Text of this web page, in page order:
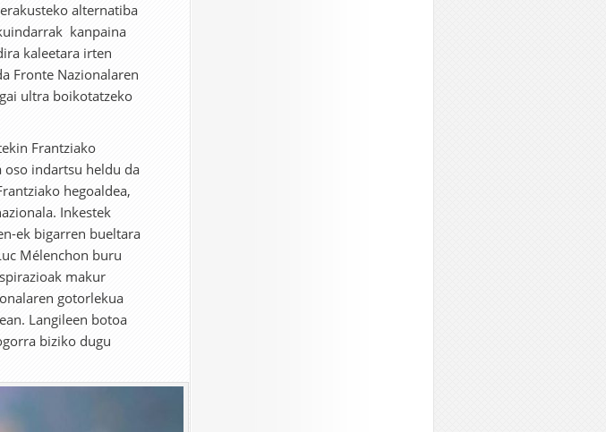
alternatiba
kanpaina
kaleetara irten
Fronte Nazionalaren
ultra boikotatzeko
Frantziako
indartsu heldu da
hegoaldea,
Inkestek
ek bigarren bueltara
Mélenchon buru
makur
gotorlekua
Langileen botoa
biziko dugu